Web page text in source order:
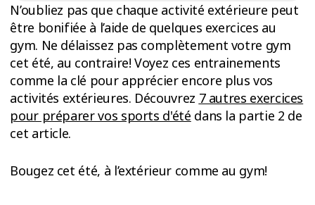
N’oubliez pas que chaque activité extérieure peut
être bonifiée à l’aide de quelques exercices au
gym. Ne délaissez pas complètement votre gym
cet été, au contraire! Voyez ces entrainements
comme la clé pour apprécier encore plus vos
activités extérieures. Découvrez 7 autres exercices
pour préparer vos sports d'été dans la partie 2 de
cet article.
Bougez cet été, à l’extérieur comme au gym!